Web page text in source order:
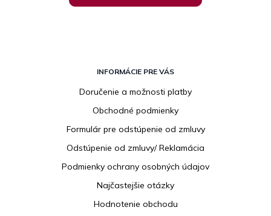
INFORMÁCIE PRE VÁS
Doručenie a možnosti platby
Obchodné podmienky
Formulár pre odstúpenie od zmluvy
Odstúpenie od zmluvy/ Reklamácia
Podmienky ochrany osobných údajov
Najčastejšie otázky
Hodnotenie obchodu